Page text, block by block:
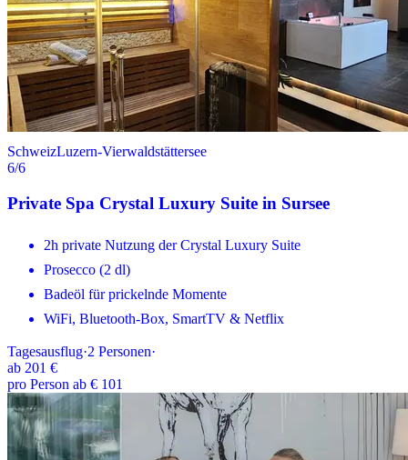
SchweizLuzern-Vierwaldstättersee
6/6
Private Spa Crystal Luxury Suite in Sursee
2h private Nutzung der Crystal Luxury Suite
Prosecco (2 dl)
Badeöl für prickelnde Momente
WiFi, Bluetooth-Box, SmartTV & Netflix
Tagesausflug·2 Personen·
ab 201 €
pro Person ab € 101